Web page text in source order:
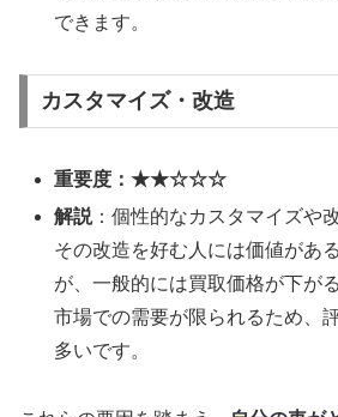
できます。
カスタマイズ・改造
重要度：★★☆☆☆
解説：個性的なカスタマイズや
その改造を好む人には価値があ
が、一般的には買取価格が下が
市場での需要が限られるため、
多いです。